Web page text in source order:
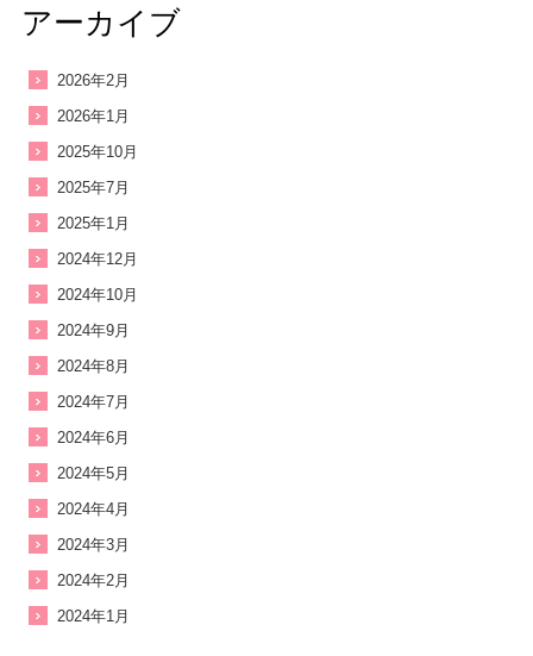
アーカイブ
2026年2月
2026年1月
2025年10月
2025年7月
2025年1月
2024年12月
2024年10月
2024年9月
2024年8月
2024年7月
2024年6月
2024年5月
2024年4月
2024年3月
2024年2月
2024年1月